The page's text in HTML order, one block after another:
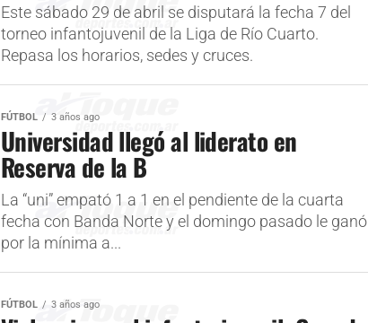
Este sábado 29 de abril se disputará la fecha 7 del
torneo infantojuvenil de la Liga de Río Cuarto.
Repasa los horarios, sedes y cruces.
FÚTBOL 3 años ago
Universidad llegó al liderato en
Reserva de la B
La “uni” empató 1 a 1 en el pendiente de la cuarta
fecha con Banda Norte y el domingo pasado le ganó
por la mínima a...
FÚTBOL 3 años ago